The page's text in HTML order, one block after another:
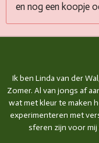
en nog een koopje
Ik ben Linda van der
Zomer. Al van jongs af
wat met kleur te maken
experimenteren met
sferen zijn voor mij